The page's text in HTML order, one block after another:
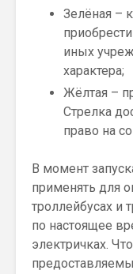
Зелёная –
иных
характера;
Жёлтая –
Стрелка
право на
В момент
применять для
троллейбусах и
по настоящее
электричках.